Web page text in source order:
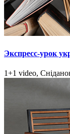
Экспресс-урок
1+1 video,